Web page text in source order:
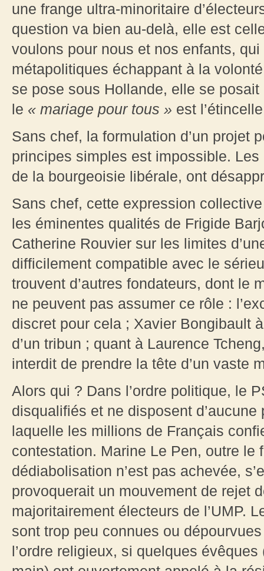
une frange ultra-minoritaire
question va bien au-delà, elle est
voulons pour nous et nos enfants,
métapolitiques échappant à la
se pose sous Hollande, elle se
le « mariage pour tous » est
Sans chef, la formulation d’un projet
principes simples est impossible.
de la bourgeoisie libérale, ont
Sans chef, cette expression
les éminentes qualités de Frigide
Catherine Rouvier sur les limites
difficilement compatible avec le
trouvent d’autres fondateurs, dont le
ne peuvent pas assumer ce rôle :
discret pour cela ; Xavier Bongibault
d’un tribun ; quant à Laurence
interdit de prendre la tête d’un vaste
Alors qui ? Dans l’ordre politique, le
disqualifiés et ne disposent
laquelle les millions de Français
contestation. Marine Le Pen, outre le
dédiabolisation n’est pas achevée,
provoquerait un mouvement de rejet
majoritairement électeurs de l’UMP.
sont trop peu connues ou
l’ordre religieux, si quelques